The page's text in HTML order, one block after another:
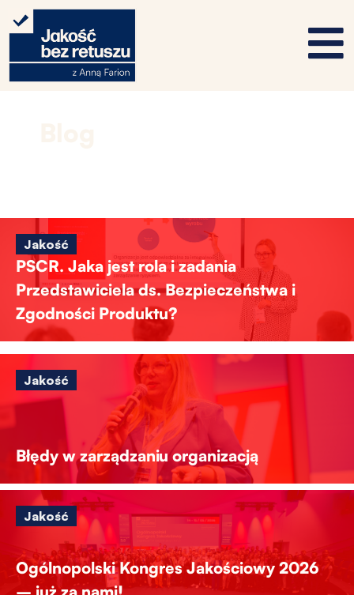
Jakość
PSCR. Jaka jest rola i zadania
Przedstawiciela ds. Bezpieczeństwa i
Zgodności Produktu?
Jakość
Błędy w zarządzaniu organizacją
Jakość
Ogólnopolski Kongres Jakościowy 2026